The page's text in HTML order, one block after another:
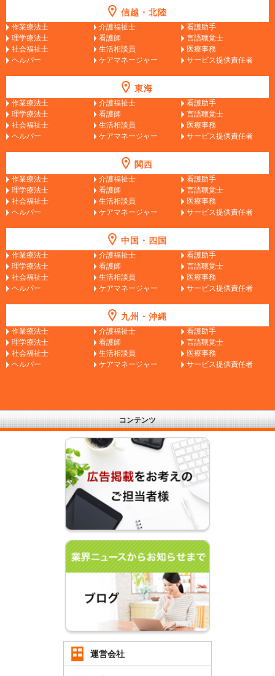
信越・北陸
作業療法士 介護福祉士
看護助手
理学療法士
看護師
言語聴覚士
社会福祉士
生活相談員
医療事務
ヘルパー
ケアマネージャー サービス提供責任者
東海
作業療法士 介護福祉士
看護助手
理学療法士
看護師
言語聴覚士
社会福祉士
生活相談員
医療事務
ヘルパー
ケアマネージャー サービス提供責任者
関西
作業療法士 介護福祉士
看護助手
理学療法士
看護師
言語聴覚士
社会福祉士
生活相談員
医療事務
ヘルパー
ケアマネージャー サービス提供責任者
中国・四国
作業療法士 介護福祉士
看護助手
理学療法士
看護師
言語聴覚士
社会福祉士
生活相談員
医療事務
ヘルパー
ケアマネージャー サービス提供責任者
九州・沖縄
作業療法士 介護福祉士
看護助手
理学療法士
看護師
言語聴覚士
社会福祉士
生活相談員
医療事務
ヘルパー
ケアマネージャー サービス提供責任者
コンテンツ
運営会社